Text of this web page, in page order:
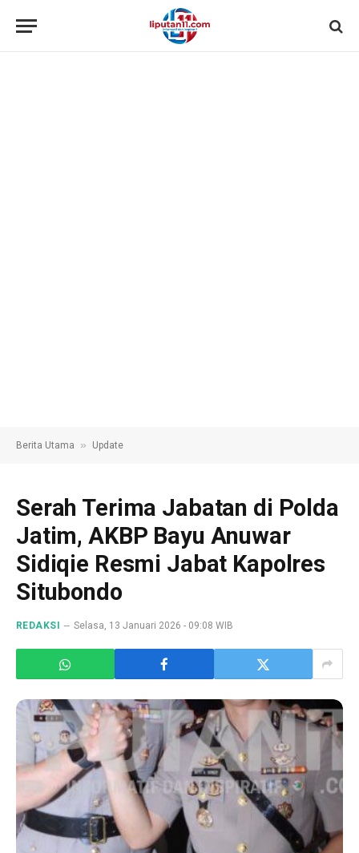
Berita Utama » Update
Serah Terima Jabatan di Polda
Jatim, AKBP Bayu Anuwar
Sidiqie Resmi Jabat Kapolres
Situbondo
REDAKSI Selasa, 13 Januari 2026 - 09:08 WIB